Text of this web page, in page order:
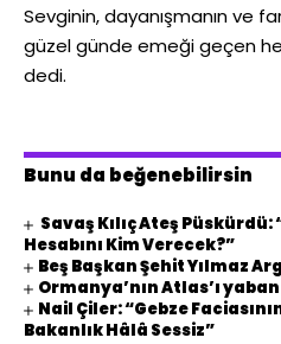
Sevginin, dayanışmanın ve
güzel günde emeği geçen
dedi.
Bunu da beğenebilirsin
Savaş Kılıç Ateş
Hesabını Kim Verecek?”
Beş Başkan Şehit Yılmaz
Ormanya’nın Atlas’ı
Nail Çiler: “Gebze
Bakanlık Hâlâ Sessiz”